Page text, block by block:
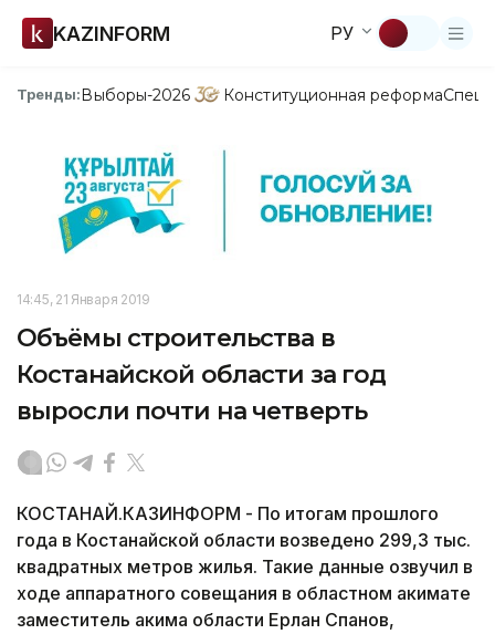
KAZINFORM РУ
Тренды:Выборы-2026 Конституционная реформа
14:45, 21 Января 2019
Объёмы строительства в
Костанайской области за год
выросли почти на четверть
КОСТАНАЙ.КАЗИНФОРМ - По итогам прошлого
года в Костанайской области возведено 299,3 тыс.
квадратных метров жилья. Такие данные озвучил в
ходе аппаратного совещания в областном акимате
заместитель акима области Ерлан Спанов,